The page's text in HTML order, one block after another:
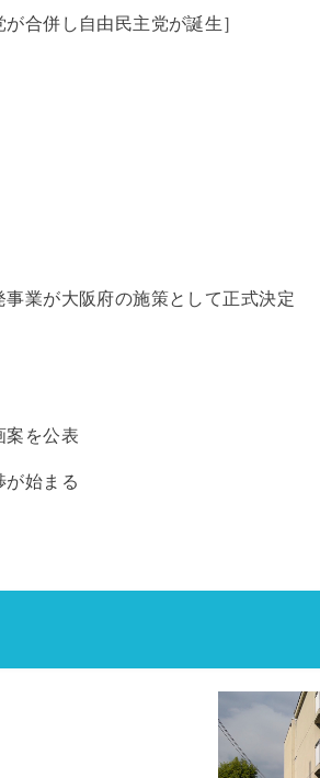
が合併し自由民主党が誕生］
業が大阪府の施策として正式決定
案を公表
が始まる